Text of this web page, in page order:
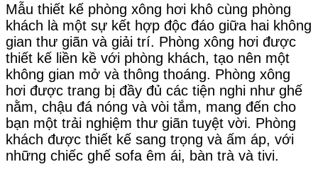
Mẫu thiết kế phòng xông hơi khô cùng phòng
khách là một sự kết hợp độc đáo giữa hai không
gian thư giãn và giải trí. Phòng xông hơi được
thiết kế liền kề với phòng khách, tạo nên một
không gian mở và thông thoáng. Phòng xông
hơi được trang bị đầy đủ các tiện nghi như ghế
nằm, chậu đá nóng và vòi tắm, mang đến cho
bạn một trải nghiệm thư giãn tuyệt vời. Phòng
khách được thiết kế sang trọng và ấm áp, với
những chiếc ghế sofa êm ái, bàn trà và tivi.